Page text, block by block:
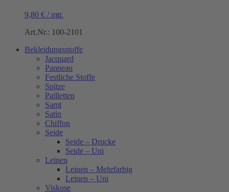
9,80 € / mtr.
Art.Nr.: 100-2101
Bekleidungsstoffe
Jacquard
Panneau
Festliche Stoffe
Spitze
Pailletten
Samt
Satin
Chiffon
Seide
Seide – Drucke
Seide – Uni
Leinen
Leinen – Mehrfarbig
Leinen – Uni
Viskose